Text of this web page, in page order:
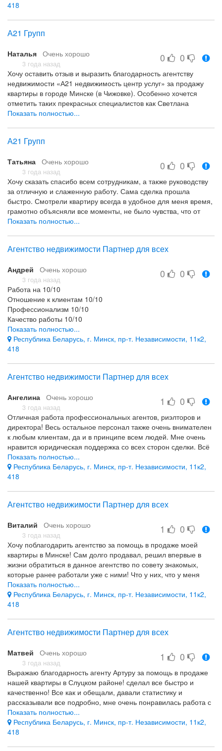
418
А21 Групп
Наталья Очень хорошо
3 года назад 0 0
Хочу оставить отзыв и выразить благодарность агентству
недвижимости «А21 недвижимость центр услуг» за продажу
квартиры в городе Минске (в Чижовке). Особенно хочется
отметить таких прекрасных специалистов как Светлана
Алексеевна и Александр Геннадьевич. Благодаря Александру
чему и состоялась сделка. Александр Геннадьевич четко
следил за их выполнением, т.к. было давление со стороны
покупателя. Условия предварительного договора были четко
составлены. Уже не первый раз продаю недвижимость, а
реально сделка прошла комфортно и без лишних волнений.
Рекомендую пользоваться услугами «А21 недвижимость центр
услуг». Сама же буду рекомендовать всем родным и
знакомым!
Юридические моменты Договор Обсуждение Специалисты
Показать полностью...
А21 Групп
Татьяна Очень хорошо
3 года назад 0 0
Хочу сказать спасибо всем сотрудникам, а также руководству
за отличную и слаженную работу. Сама сделка прошла
быстро. Смотрели квартиру всегда в удобное для меня время,
грамотно объясняли все моменты, не было чувства, что от
меня пытаются что-то скрыть. Я всем довольна. Рекомендую!
Все, что написала в тексте
Все понравилось, претензий нет, рекомендую
Показать полностью...
Агентство недвижимости Партнер для всех
Андрей Очень хорошо
3 года назад 0 0
Работа на 10/10
Отношение к клиентам 10/10
Профессионализм 10/10
Качество работы 10/10
Агенты адекватные, юридически подкованы и помогут всегда!
Звонила Татьяне и в 10 вечера, она отвечала и помогала нам!
В связи с этим, Хочу поблагодарить Татьяну Лабуткину за
отношение к нам!
Клиентоориентированность
все было просто прекрасно
Показать полностью...
Республика Беларусь, г. Минск, пр-т. Независимости, 11к2,
418
Агентство недвижимости Партнер для всех
Ангелина Очень хорошо
3 года назад 1 0
Отличная работа профессиональных агентов, риэлторов и
директора! Весь остальное персонал также очень внимателен
к любым клиентам, да и в принципе всем людей. Мне очень
нравится юридическая поддержка со всех сторон сделки. Всё
по полочкам объяснили, что куда где и зачем. Никакие наши
вопросы не осудили и не посчитали глупыми) будем чуть еще
раз общаться. Спасибо!
Юридическое сопровождение, отношение к клиентам
Показать полностью...
Республика Беларусь, г. Минск, пр-т. Независимости, 11к2,
418
Агентство недвижимости Партнер для всех
Виталий Очень хорошо
3 года назад 1 0
Хочу поблагодарить агентство за помощь в продаже моей
квартиры в Минске! Сам долго продавал, решил впервые в
жизни обратиться в данное агентство по совету знакомых,
которые ранее работали уже с ними! Что у них, что у меня
остались только положительные эмоции от работы с ними!
Услуга была оказана максимально качественно, со всеми
отчетами и со всеми моими просьбами! Я доволен. На связи
большое!
Их трепетное отношение к работе и клиенту
Все было супер
Показать полностью...
Республика Беларусь, г. Минск, пр-т. Независимости, 11к2,
418
Агентство недвижимости Партнер для всех
Матвей Очень хорошо
3 года назад 1 0
Выражаю благодарность агенту Артуру за помощь в продаже
нашей квартиры в Слуцком районе! сделал все быстро и
качественно! Все как и обещали, давали статистику и
рассказывали все подробно, мне очень понравилась работа с
ними! Всем рекомендую!
Компетентность
Показать полностью...
Республика Беларусь, г. Минск, пр-т. Независимости, 11к2,
418